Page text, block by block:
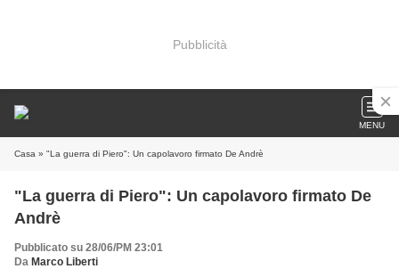
Pubblicità
MENU
Casa » "La guerra di Piero": Un capolavoro firmato De Andrè
"La guerra di Piero": Un capolavoro firmato De
Andrè
Pubblicato su 28/06/PM 23:01
Da Marco Liberti